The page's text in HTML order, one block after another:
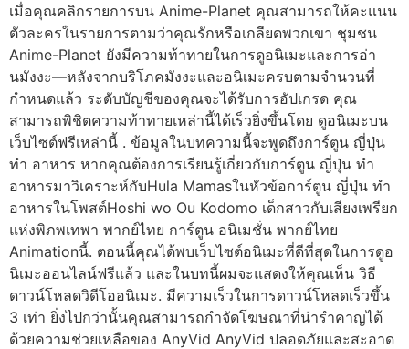
เมื่อคุณคลิกรายการบน Anime-Planet คุณสามารถให้คะแนน
ตัวละครในรายการตามว่าคุณรักหรือเกลียดพวกเขา ชุมชน
Anime-Planet ยังมีความท้าทายในการดูอนิเมะและการอ่า
นมังงะ—หลังจากบริโภคมังงะและอนิเมะครบตามจำนวนที่
กำหนดแล้ว ระดับบัญชีของคุณจะได้รับการอัปเกรด คุณ
สามารถพิชิตความท้าทายเหล่านี้ได้เร็วยิ่งขึ้นโดย ดูอนิเมะบน
เว็บไซต์ฟรีเหล่านี้ . ข้อมูลในบทความนี้จะพูดถึงการ์ตูน ญี่ปุ่น
ทำ อาหาร หากคุณต้องการเรียนรู้เกี่ยวกับการ์ตูน ญี่ปุ่น ทำ
อาหารมาวิเคราะห์กับHula Mamasในหัวข้อการ์ตูน ญี่ปุ่น ทำ
อาหารในโพสต์Hoshi wo Ou Kodomo เด็กสาวกับเสียงเพรียก
แห่งพิภพเทพา พากย์ไทย การ์ตูน อนิเมชั่น พากย์ไทย
Animationนี้. ตอนนี้คุณได้พบเว็บไซต์อนิเมะที่ดีที่สุดในการดูอ
นิเมะออนไลน์ฟรีแล้ว และในบทนี้ผมจะแสดงให้คุณเห็น วิธี
ดาวน์โหลดวิดีโออนิเมะ. มีความเร็วในการดาวน์โหลดเร็วขึ้น
3 เท่า ยิ่งไปกว่านั้นคุณสามารถกำจัดโฆษณาที่น่ารำคาญได้
ด้วยความช่วยเหลือของ AnyVid AnyVid ปลอดภัยและสะอาด